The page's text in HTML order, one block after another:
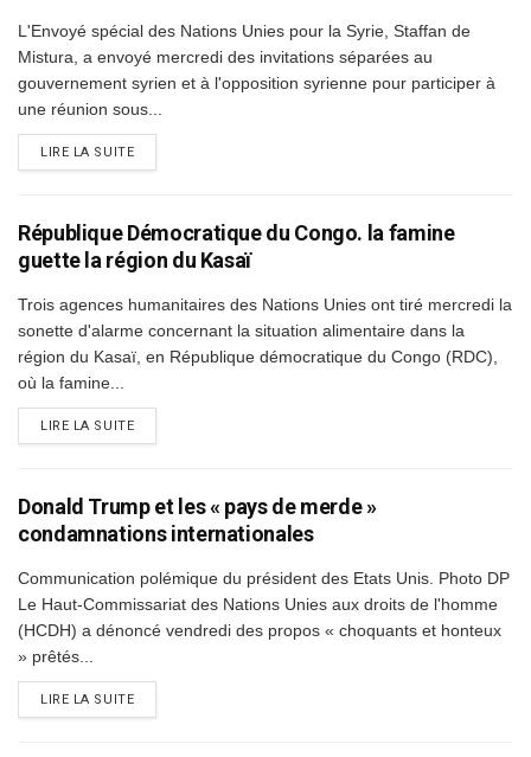
L'Envoyé spécial des Nations Unies pour la Syrie, Staffan de
Mistura, a envoyé mercredi des invitations séparées au
gouvernement syrien et à l'opposition syrienne pour participer à
une réunion sous...
LIRE LA SUITEDETAILS
République Démocratique du Congo. la famine
guette la région du Kasaï
Trois agences humanitaires des Nations Unies ont tiré mercredi la
sonette d'alarme concernant la situation alimentaire dans la
région du Kasaï, en République démocratique du Congo (RDC),
où la famine...
LIRE LA SUITEDETAILS
Donald Trump et les « pays de merde »
condamnations internationales
Communication polémique du président des Etats Unis. Photo DP
Le Haut-Commissariat des Nations Unies aux droits de l'homme
(HCDH) a dénoncé vendredi des propos « choquants et honteux
» prêtés...
LIRE LA SUITEDETAILS